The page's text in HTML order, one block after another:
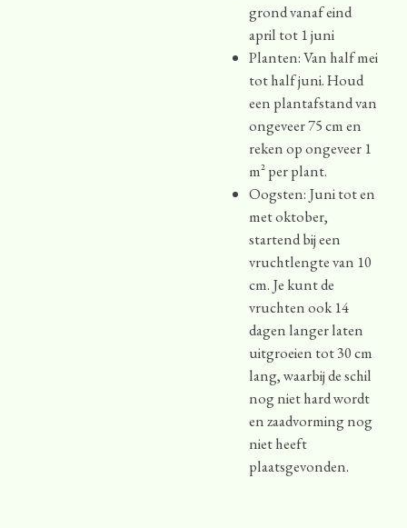
grond vanaf eind
april tot 1 juni
Planten: Van half mei
tot half juni. Houd
een plantafstand van
ongeveer 75 cm en
reken op ongeveer 1
m² per plant.
Oogsten: Juni tot en
met oktober,
startend bij een
vruchtlengte van 10
cm. Je kunt de
vruchten ook 14
dagen langer laten
uitgroeien tot 30 cm
lang, waarbij de schil
nog niet hard wordt
en zaadvorming nog
niet heeft
plaatsgevonden.